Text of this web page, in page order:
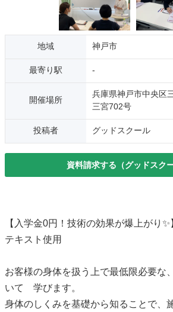
地域 神戸市
最寄り駅 -
開催場所
兵庫県神戸市中央区
三宮702号
投稿者 グッドスクール
資料請求する（グッドスクー
【入学金0円！技術の効果が爆上が
テキスト使用
お客様の身体を扱う上で最低限必要な
いて 学びます。
身体のしくみを基礎から知ることで、